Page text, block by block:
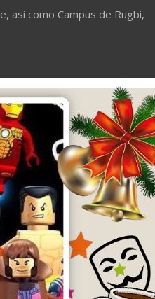
asi como Campus de Rugbi,